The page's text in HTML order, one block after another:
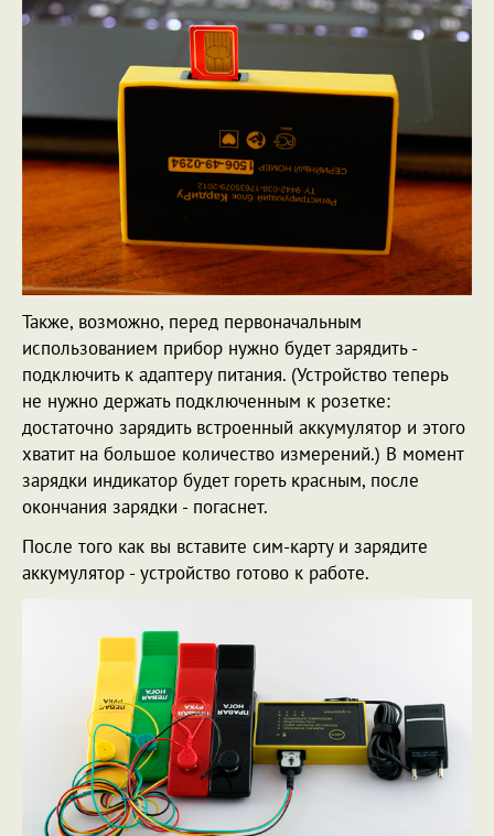
Также, возможно, перед первоначальным
использованием прибор нужно будет зарядить -
подключить к адаптеру питания. (Устройство теперь
не нужно держать подключенным к розетке:
достаточно зарядить встроенный аккумулятор и этого
хватит на большое количество измерений.) В момент
зарядки индикатор будет гореть красным, после
окончания зарядки - погаснет.
После того как вы вставите сим-карту и зарядите
аккумулятор - устройство готово к работе.